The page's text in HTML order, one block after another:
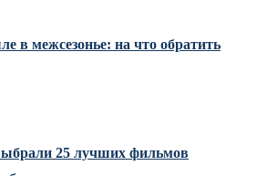
в межсезонье: на что обратить
25 лучших фильмов